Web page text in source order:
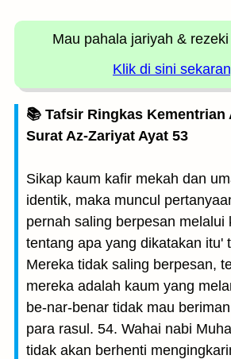
Mau pahala jariyah &
Klik di sini
📚 Tafsir Ringkas Kementrian
Surat Az-Zariyat Ayat 53
Sikap kaum kafir mekah dan
identik, maka muncul
pernah saling berpesan melalui
tentang apa yang dikatakan itu'
Mereka tidak saling berpesan,
mereka adalah kaum yang
be-nar-benar tidak mau
para rasul. 54. Wahai nabi
tidak akan berhenti